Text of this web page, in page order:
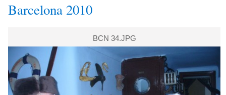
Barcelona 2010
BCN 34.JPG